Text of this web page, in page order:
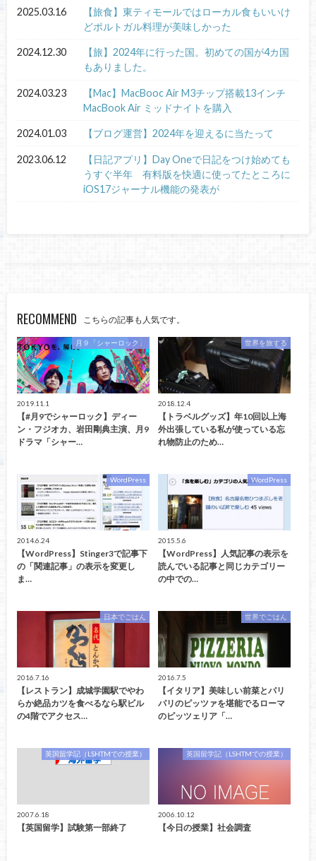
2025.03.16
【旅食】東ティモールではローカル食もいいけ
どポルトガル料理が美味しかった
2024.12.30
【旅】2024年に行った国。初めての国が4カ国
もありました。
2024.03.23
【Mac】MacBooc Air M3チップ搭載13インチ
MacBook Air ミッドナイトを購入
2024.01.03 【ブログ運営】2024年を迎えるに当たって
2023.06.12
【日記アプリ】Day Oneで日記をつけ始めても
うすぐ半年 有料版を快適に使ってたところに
iOS17ジャーナル機能の発表が
RECOMMEND こちらの記事も人気です。
月９「シャーロック」
2019.11.1
【#月9でシャーロック】ディー
ン・フジオカ、岩田剛典主演、月9
ドラマ「シャー…
世界を旅する
2018.12.4
【トラベルグッズ】年10回以上海
外出張している私が使っている忘
れ物防止のため…
WordPress
2014.6.24
【WordPress】Stinger3で記事下
の「関連記事」の表示を変更し
ま…
WordPress
2015.5.6
【WordPress】人気記事の表示を
読んでいる記事と同じカテゴリー
の中での…
日本でごはん
2016.7.16
【レストラン】成城学園駅でやわ
らか絶品カツを食べるなら駅ビル
の4階でアクセス…
世界でごはん
2016.7.5
【イタリア】美味しい前菜とパリ
パリのピッツァを堪能でるローマ
のピッツェリア「…
英国留学記（LSHTMでの授業）
2007.6.18
【英国留学】試験第一部終了
英国留学記（LSHTMでの授業）
2006.10.12
【今日の授業】社会調査